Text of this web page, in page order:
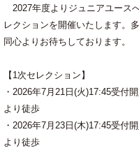
2027年度よりジュニアユース
レクションを開催いたします。
同心よりお待ちしております。
【1次セレクション】
・2026年7月21日(火)17:45受付
より徒歩
・2026年7月23日(木)17:45受付
より徒歩